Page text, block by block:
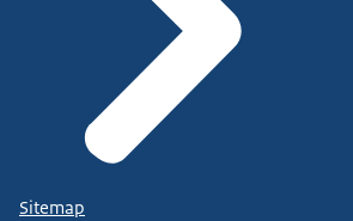
Sitemap